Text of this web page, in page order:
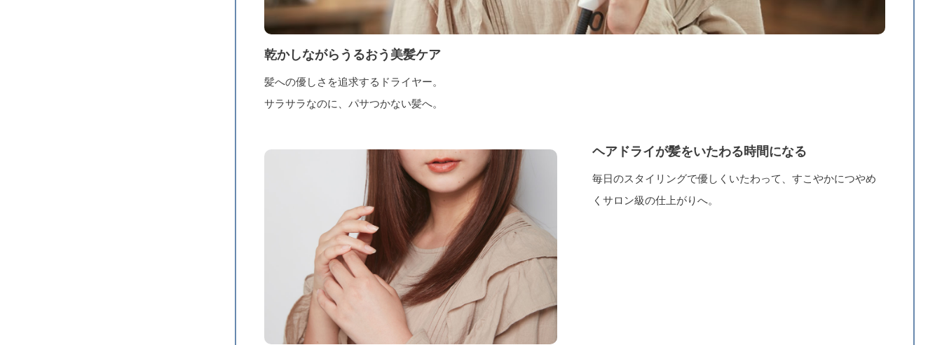
乾かしながらうるおう美髪ケア
髪への優しさを追求するドライヤー。
サラサラなのに、パサつかない髪へ。
ヘアドライが髪をいたわる時間になる
毎日のスタイリングで優しくいたわって、すこやかにつやめ
くサロン級の仕上がりへ。